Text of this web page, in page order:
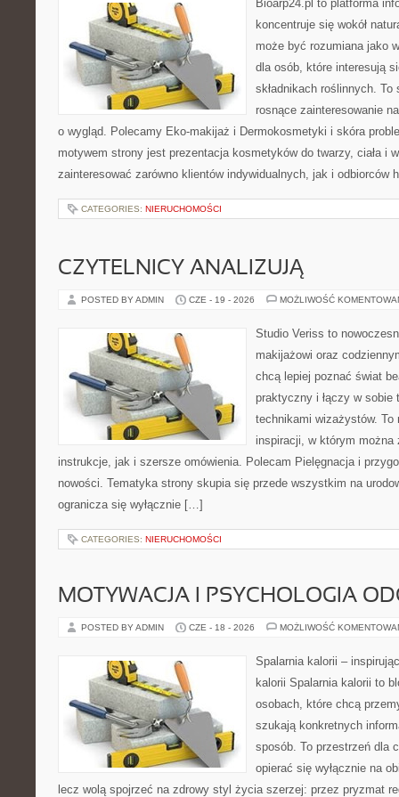
Bioarp24.pl to platforma
koncentruje się wokół
może być rozumiana jako
dla osób, które interesują
składnikach roślinnych.
rosnące zainteresowanie
o wygląd. Polecamy Eko-makijaż i Dermokosmetyki i skóra
motywem strony jest prezentacja kosmetyków do twarzy, ciała i
zainteresować zarówno klientów indywidualnych, jak i
CATEGORIES: NIERUCHOMOŚCI
CZYTELNICY ANALIZUJĄ
POSTED BY ADMIN CZE - 19 - 2026 MOŻLIWOŚĆ
Studio Veriss to
makijażowi oraz
chcą lepiej poznać świat
praktyczny i łączy w sobie
technikami wizażystów. To
inspiracji, w którym można
instrukcje, jak i szersze omówienia. Polecam Pielęgnacja i
nowości. Tematyka strony skupia się przede wszystkim na
ogranicza się wyłącznie […]
CATEGORIES: NIERUCHOMOŚCI
MOTYWACJA I PSYCHOLOGIA
POSTED BY ADMIN CZE - 18 - 2026 MOŻLIWOŚĆ
Spalarnia kalorii –
kalorii Spalarnia kalorii to
osobach, które chcą
szukają konkretnych
sposób. To przestrzeń dla
opierać się wyłącznie na
lecz wolą spojrzeć na zdrowy styl życia szerzej: przez pryzmat